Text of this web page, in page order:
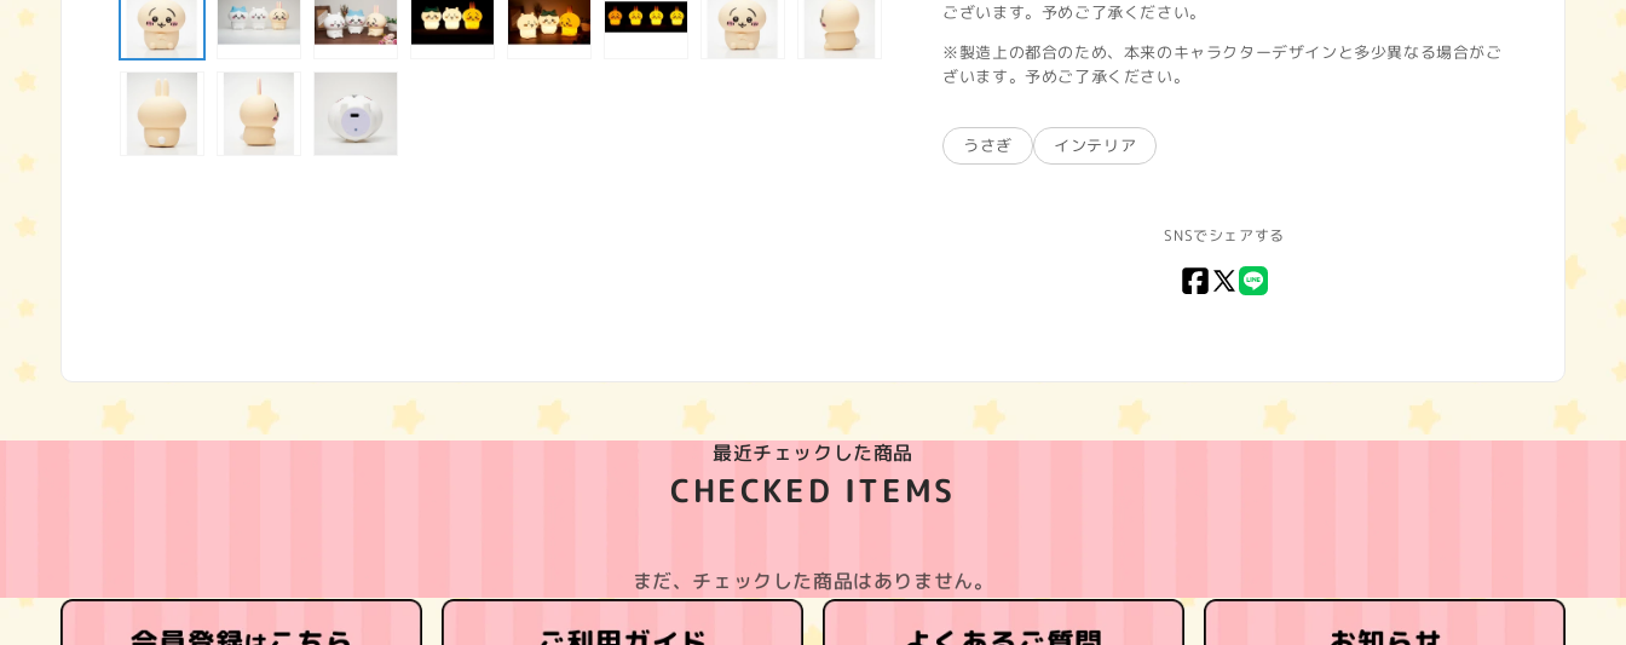
メ
ございます。予めご了承ください。
※製造上の都合のため、本来のキャラクターデザインと多少異なる場合がご
ざいます。予めご了承ください。
うさぎ インテリア
SNSでシェアする
Facebook
X
最近チェックした商品
CHECKED ITEMS
まだ、チェックした商品はありません。